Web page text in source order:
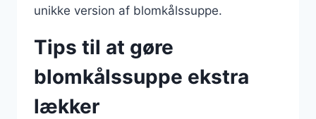
unikke version af blomkålssuppe.
Tips til at gøre
blomkålssuppe ekstra
lækker